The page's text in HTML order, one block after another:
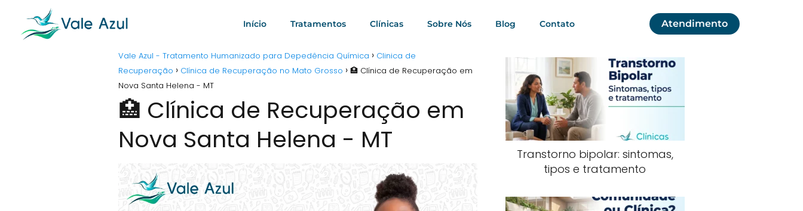
Início Tratamentos Clínicas Sobre Nós Blog Contato Atendimento
Vale Azul - Tratamento Humanizado para Depedência Química
Clinica de
Recuperação
Clínica de Recuperação no Mato Grosso
🏥 Clínica de Recuperação em
Nova Santa Helena - MT
🏥 Clínica de Recuperação em
Nova Santa Helena - MT
Transtorno bipolar: sintomas,
tipos e tratamento